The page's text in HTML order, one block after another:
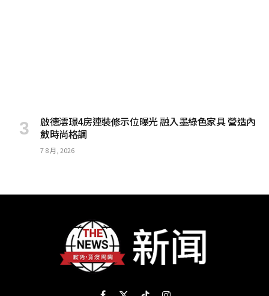
啟德澐璟4房連裝修示位曝光 融入墨綠色家具 營造內
斂時尚格調
7 8 月, 2026